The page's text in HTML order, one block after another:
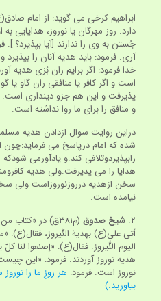
ابراهیم کرخی می گوید: از امام
دارد. روز مهرگان یا نوروز، هدایایی
جُستن به وی را ندارند [آیا بپذیرد؟ ].
آری. فرمود: باید هدیه آنان را
خدا فرمود: اگر برایم ران بُزی هدیه
است و اگر کافر یا منافقی ران گاو یا
پذیرفت و این هم جزو دینداری
و منافق را برای ما روا نداشته است.
دراین روایت سوال ازدادن هدیه
شده که امام درپاسخ می
رابپذیردوتلافی کند.و یادآورمی
هدایا را می پذیرفت.ولی هدیه
سخن ازهدیه درروزنوروزاست ولی
نیامده است.
۲. شیخ صدوق(م‏۳۸۱ق) در «کتاب من لایحضره الفقیه»:
أتی علی(ع) بهدیة النَّیروز، فقال(ع):
الیوم النَّیروز. فقال(ع): «إصنعوا لنا کلّ
هدیه نوروز آوردند. فرمود: «این
نوروز است. فرمود: هر روزِ ما را
بیاورید.)